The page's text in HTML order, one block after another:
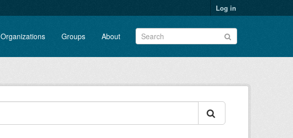
Log in
Organizations Groups About